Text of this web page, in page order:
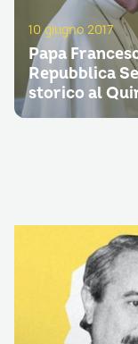
10 giugno 2017
Papa
Repubblica
storico al